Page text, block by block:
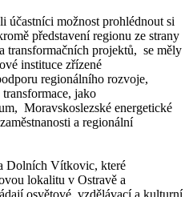
účastníci možnost prohlédnout si
představení regionu ze strany
transformačních projektů, se měly
instituce zřízené
regionálního rozvoje,
jako
Moravskoslezské energetické
a regionální
Dolních Vítkovic, které
lokalitu v Ostravě a
osvětové, vzdělávací a kulturní